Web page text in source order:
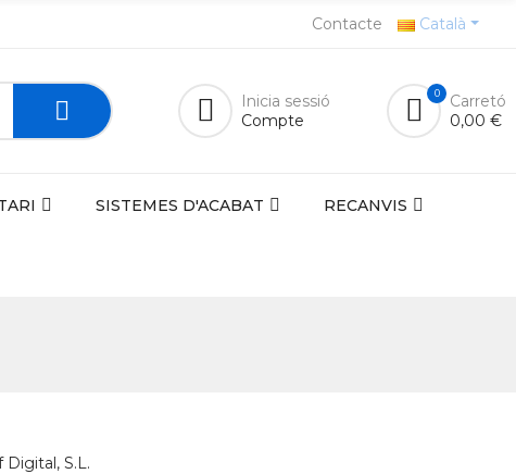
Contacte Català
Inicia sessió
Compte
0
Carretó
0,00 €
SISTEMES D'ACABAT RECANVIS
S.L.